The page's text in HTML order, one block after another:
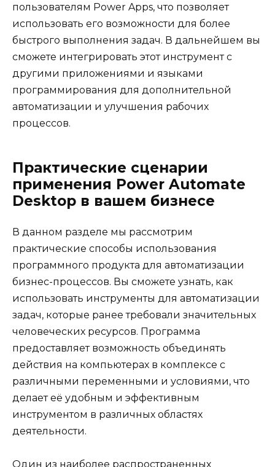
пользователям Power Apps, что позволяет
использовать его возможности для более
быстрого выполнения задач. В дальнейшем вы
сможете интегрировать этот инструмент с
другими приложениями и языками
программирования для дополнительной
автоматизации и улучшения рабочих
процессов.
Практические сценарии
применения Power Automate
Desktop в вашем бизнесе
В данном разделе мы рассмотрим
практические способы использования
программного продукта для автоматизации
бизнес-процессов. Вы сможете узнать, как
использовать инструменты для автоматизации
задач, которые ранее требовали значительных
человеческих ресурсов. Программа
предоставляет возможность объединять
действия на компьютерах в комплексе с
различными переменными и условиями, что
делает её удобным и эффективным
инструментом в различных областях
деятельности.
Один из наиболее распространенных